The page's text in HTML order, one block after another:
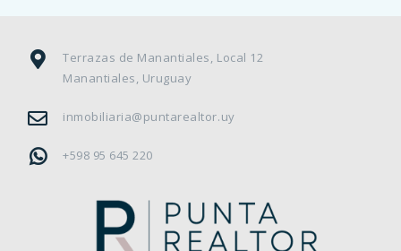
Terrazas de Manantiales, Local 12
Manantiales, Uruguay
inmobiliaria@puntarealtor.uy
+598 95 645 220